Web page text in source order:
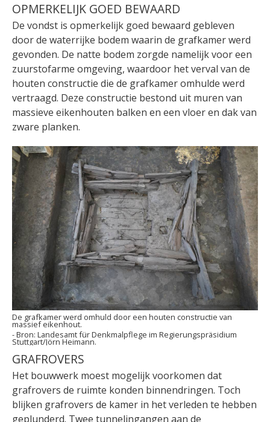
OPMERKELIJK GOED BEWAARD
De vondst is opmerkelijk goed bewaard gebleven
door de waterrijke bodem waarin de grafkamer werd
gevonden. De natte bodem zorgde namelijk voor een
zuurstofarme omgeving, waardoor het verval van de
houten constructie die de grafkamer omhulde werd
vertraagd. Deze constructie bestond uit muren van
massieve eikenhouten balken en een vloer en dak van
zware planken.
De grafkamer werd omhuld door een houten constructie van
massief eikenhout.
Landesamt für Denkmalpflege im Regierungspräsidium
Stuttgart/Jörn Heimann.
GRAFROVERS
Het bouwwerk moest mogelijk voorkomen dat
grafrovers de ruimte konden binnendringen. Toch
blijken grafrovers de kamer in het verleden te hebben
geplunderd. Twee tunnelingangen aan de